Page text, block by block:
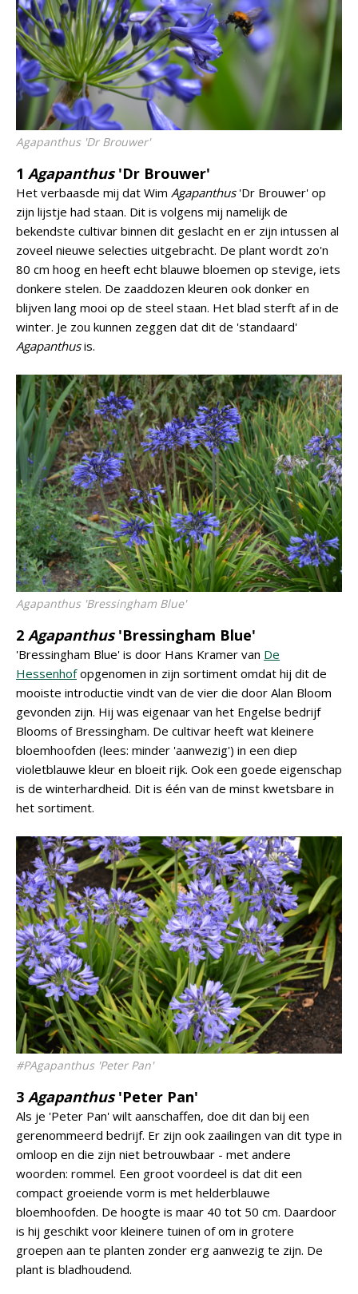
Agapanthus'Dr Brouwer'
1 Agapanthus'Dr Brouwer'
Het verbaasde mij dat Wim Agapanthus'Dr Brouwer' op
zijn lijstje had staan. Dit is volgens mij namelijk de
bekendste cultivar binnen dit geslacht en er zijn intussen al
zoveel nieuwe selecties uitgebracht. De plant wordt zo'n
80 cm hoog en heeft echt blauwe bloemen op stevige, iets
donkere stelen. De zaaddozen kleuren ook donker en
blijven lang mooi op de steel staan. Het blad sterft af in de
winter. Je zou kunnen zeggen dat dit de 'standaard'
Agapanthusis.
Agapanthus'Bressingham Blue'
2 Agapanthus'Bressingham Blue'
'Bressingham Blue' is door Hans Kramer van De
Hessenhofopgenomen in zijn sortiment omdat hij dit de
mooiste introductie vindt van de vier die door Alan Bloom
gevonden zijn. Hij was eigenaar van het Engelse bedrijf
Blooms of Bressingham. De cultivar heeft wat kleinere
bloemhoofden (lees: minder 'aanwezig') in een diep
violetblauwe kleur en bloeit rijk. Ook een goede eigenschap
is de winterhardheid. Dit is één van de minst kwetsbare in
het sortiment.
#PAgapanthus'Peter Pan'
3 Agapanthus'Peter Pan'
Als je 'Peter Pan' wilt aanschaffen, doe dit dan bij een
gerenommeerd bedrijf. Er zijn ook zaailingen van dit type in
omloop en die zijn niet betrouwbaar - met andere
woorden: rommel. Een groot voordeel is dat dit een
compact groeiende vorm is met helderblauwe
bloemhoofden. De hoogte is maar 40 tot 50 cm. Daardoor
is hij geschikt voor kleinere tuinen of om in grotere
groepen aan te planten zonder erg aanwezig te zijn. De
plant is bladhoudend.